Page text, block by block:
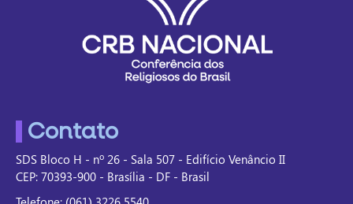
Contato
SDS Bloco H - nº 26 - Sala 507 - Edifício Venâncio II
CEP: 70393-900 - Brasília - DF - Brasil